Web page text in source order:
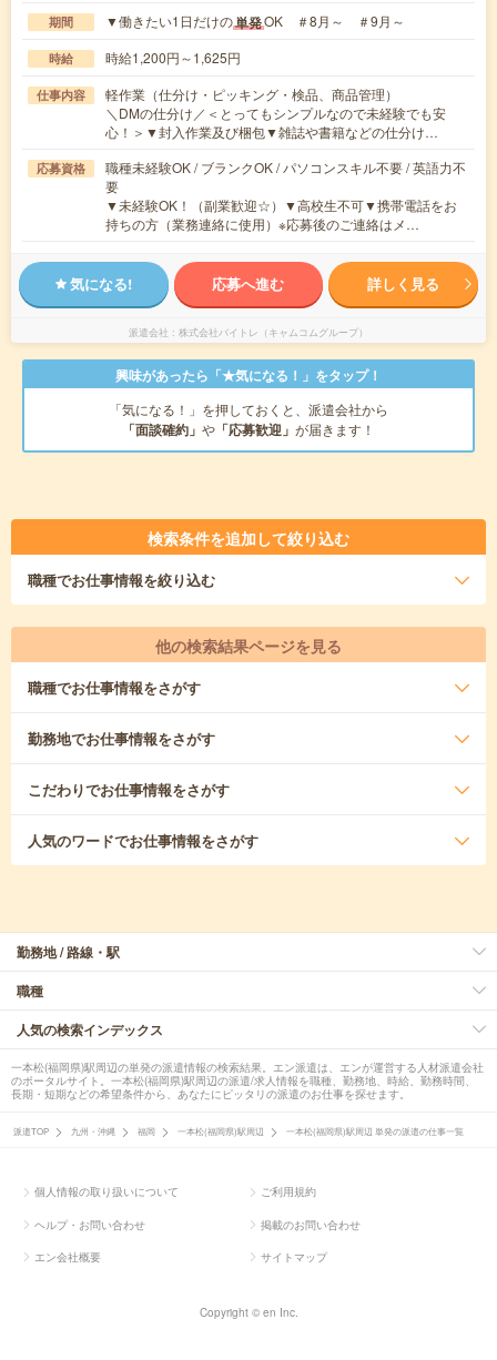
期間 ▼働きたい1日だけの単発OK ＃8月～ ＃9月～
時給 時給1,200円～1,625円
仕事内容
軽作業（仕分け・ピッキング・検品、商品管理）
＼DMの仕分け／＜とってもシンプルなので未経験でも安
心！＞▼封入作業及び梱包▼雑誌や書籍などの仕分け…
応募資格
職種未経験OK / ブランクOK / パソコンスキル不要 / 英語力不
要
▼未経験OK！（副業歓迎☆）▼高校生不可▼携帯電話をお
持ちの方（業務連絡に使用）※応募後のご連絡はメ…
気になる! 応募へ進む 詳しく見る
派遣会社 株式会社バイトレ（キャムコムグループ）
興味があったら「★気になる！」をタップ！
「気になる！」を押しておくと、派遣会社から
「面談確約」 や 「応募歓迎」 が届きます！
検索条件を追加して絞り込む
職種でお仕事情報を絞り込む
他の検索結果ページを見る
職種でお仕事情報をさがす
勤務地でお仕事情報をさがす
こだわりでお仕事情報をさがす
人気のワードでお仕事情報をさがす
勤務地 / 路線・駅
職種
人気の検索インデックス
一本松(福岡県)駅周辺の単発の派遣情報の検索結果。エン派遣は、エンが運営する人材派遣会社
のポータルサイト。一本松(福岡県)駅周辺の派遣/求人情報を職種、勤務地、時給、勤務時間、
長期・短期などの希望条件から、あなたにピッタリの派遣のお仕事を探せます。
派遣TOP 九州・沖縄 福岡 一本松(福岡県)駅周辺 一本松(福岡県)駅周辺 単発の派遣の仕事一覧
個人情報の取り扱いについて ご利用規約
ヘルプ・お問い合わせ 掲載のお問い合わせ
エン会社概要 サイトマップ
Copyright © en Inc.